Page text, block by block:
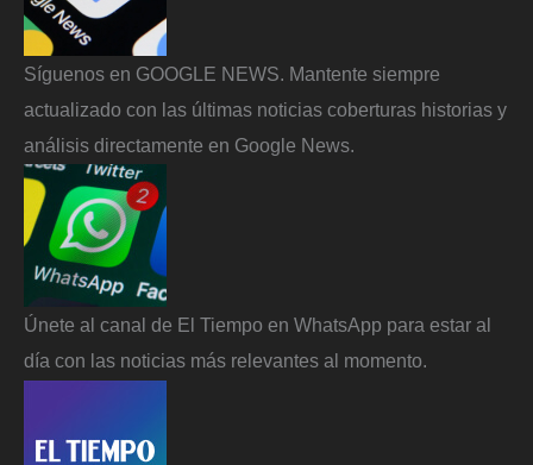
Síguenos en GOOGLE NEWS. Mantente siempre
actualizado con las últimas noticias coberturas historias y
análisis directamente en Google News.
Únete al canal de El Tiempo en WhatsApp para estar al
día con las noticias más relevantes al momento.